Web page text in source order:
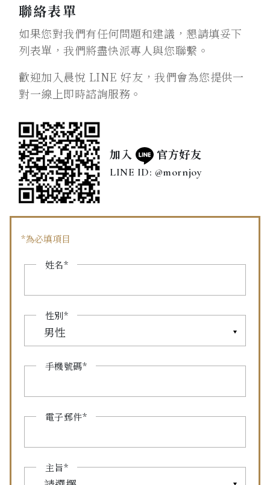
聯絡表單
如果您對我們有任何問題和建議，懇請填妥下
列表單，我們將盡快派專人與您聯繫。
歡迎加入晨悅 LINE 好友，我們會為您提供一
對一線上即時諮詢服務。
加入 官方好友
LINE ID: @mornjoy
*為必填項目
姓名*
性別*
男性
手機號碼*
電子郵件*
主旨*